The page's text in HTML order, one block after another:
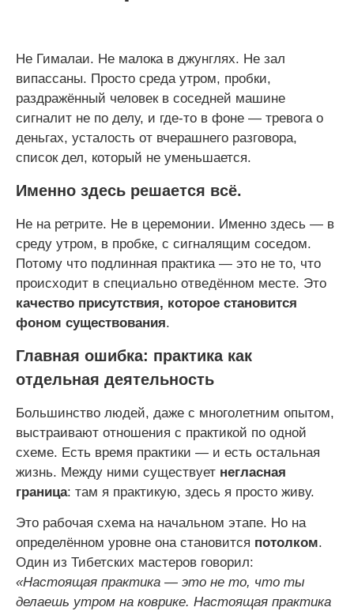
Не Гималаи. Не малока в джунглях. Не зал
випассаны. Просто среда утром, пробки,
раздражённый человек в соседней машине
сигналит не по делу, и где-то в фоне — тревога о
деньгах, усталость от вчерашнего разговора,
список дел, который не уменьшается.
Именно здесь решается всё.
Не на ретрите. Не в церемонии. Именно здесь — в
среду утром, в пробке, с сигналящим соседом.
Потому что подлинная практика — это не то, что
происходит в специально отведённом месте. Это
качество присутствия, которое становится
фоном существования.
Главная ошибка: практика как
отдельная деятельность
Большинство людей, даже с многолетним опытом,
выстраивают отношения с практикой по одной
схеме. Есть время практики — и есть остальная
жизнь. Между ними существует негласная
граница: там я практикую, здесь я просто живу.
Это рабочая схема на начальном этапе. Но на
определённом уровне она становится потолком.
Один из Тибетских мастеров говорил:
«Настоящая практика — это не то, что ты
делаешь утром на коврике. Настоящая практика